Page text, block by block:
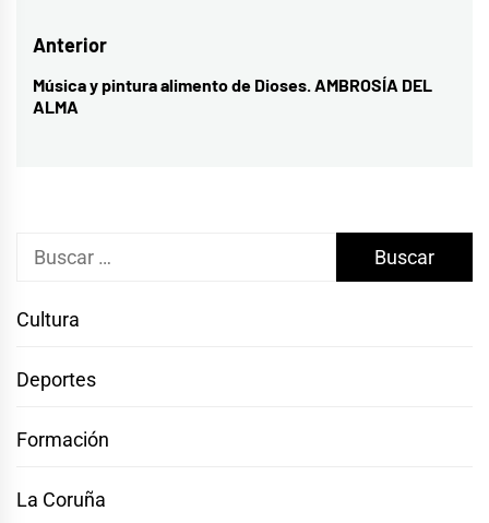
Navegación
de
Anterior
Entrada
anterior:
Música y pintura alimento de Dioses. AMBROSÍA DEL
ALMA
Buscar:
Cultura
Deportes
Formación
La Coruña